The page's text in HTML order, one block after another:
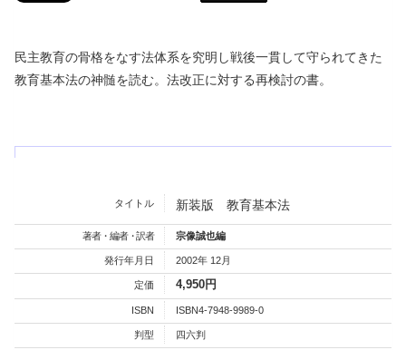
民主教育の骨格をなす法体系を究明し戦後一貫して守られてきた
教育基本法の神髄を読む。法改正に対する再検討の書。
新装版 教育基本法
タイトル
著者・編者・訳者 宗像誠也編
発行年月日 2002年 12月
定価 4,950円
ISBN ISBN4-7948-9989-0
判型 四六判